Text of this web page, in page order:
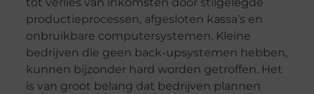
tot verlies van inkomsten door stilgelegde
productieprocessen, afgesloten kassa’s en
onbruikbare computersystemen. Kleine
bedrijven die geen back-upsystemen hebben,
kunnen bijzonder hard worden getroffen. Het
is van groot belang dat bedrijven plannen